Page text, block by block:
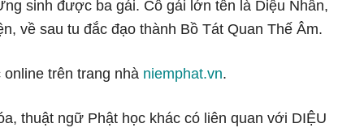
sinh được ba gái. Cô gái lớn tên là Diệu Nhân,
về sau tu đắc đạo thành Bồ Tát Quan Thế Âm.
trên trang nhà niemphat.vn.
thuật ngữ Phật học khác có liên quan với DIỆU